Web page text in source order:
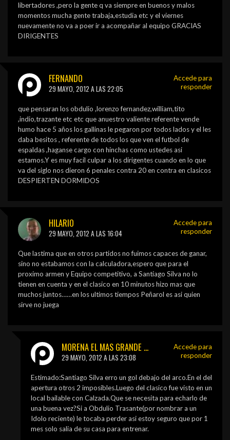
libertadores ,pero la gente q va siempre en buenos y malos
momentos mucha gente trabaja,estudia etc y el viernes
nuevamente no va a poer ir a acompañar al equipo GRACIAS
DIRIGENTES
FERNANDO
29 MAYO, 2012 A LAS 22:05
que pensaran los obdulio ,lorenzo fernandez,william,tito
,indio,trazante etc etc que anuestro valiente referente vende
humo hace 5 años los gallinas le pegaron por todos lados y el les
daba besitos , referente de todos los que ven el futbol de
espaldas ,haganse cargo con hinchas como ustedes asi
estamos.Y es muy facil culpar a los dirigentes cuando en lo que
va del siglo nos dieron 6 penales contra 20 en contra en clasicos
DESPIERTEN DORMIDOS
Accede para
responder
HILARIO
29 MAYO, 2012 A LAS 16:04
Que lastima que en otros partidos no fuimos capaces de ganar,
sino no estabamos con la calculadora,espero que para el
proximo armen y Equipo competitivo, a Santiago Silva no lo
tienen en cuenta y en el clasico en 10 minutos hizo mas que
muchos juntos……en los ultimos tiempos Peñarol es asi quien
sirve no juega
Accede para
responder
MORENA EL MAS GRANDE QUE VI
29 MAYO, 2012 A LAS 23:08
Estimado:Santiago Silva erro un gol debajo del arco.En el del
apertura otros 2 imposibles.Luego del clasico fue visto en un
local bailable con Calzada.Que se necesita para echarlo de
una buena vez?Si a Obdulio Trasante(por nombrar a un
Idolo reciente) le tocaba perder asi estoy seguro que por 1
mes solo salia de su casa para entrenar.
Accede para
responder